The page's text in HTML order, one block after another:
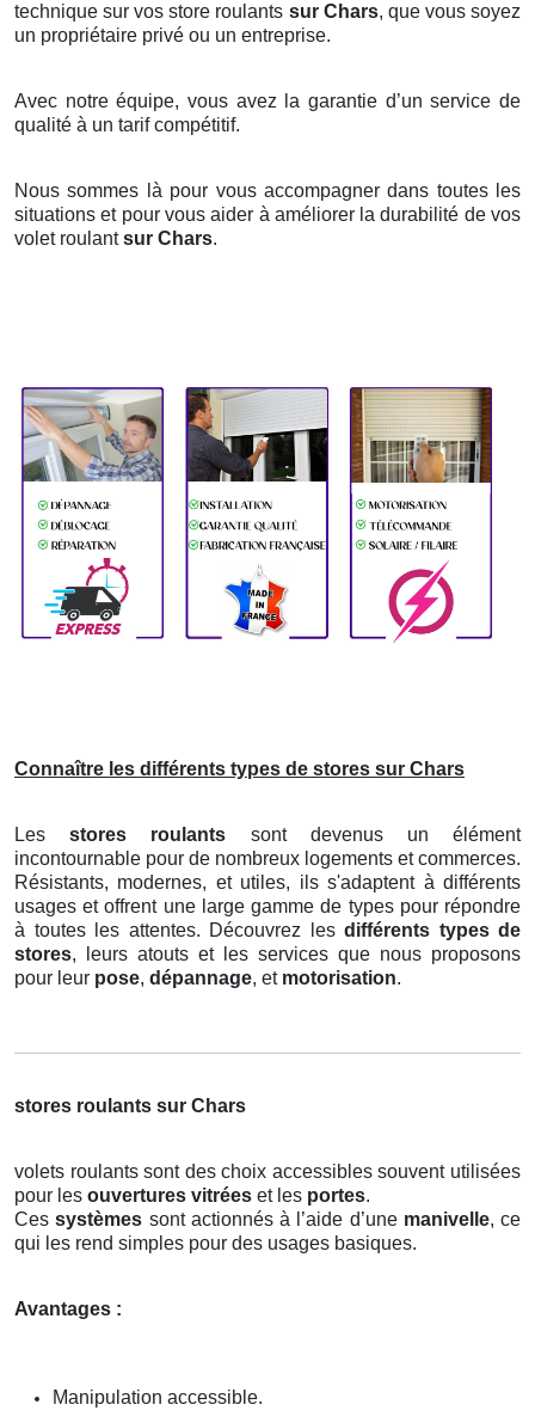
technique sur vos store roulants sur Chars, que vous soyez
un propriétaire privé ou un entreprise.
Avec notre équipe, vous avez la garantie d’un service de
qualité à un tarif compétitif.
Nous sommes là pour vous accompagner dans toutes les
situations et pour vous aider à améliorer la durabilité de vos
volet roulantsur Chars.
Connaître les différents types de stores sur Chars
Lesstores roulants sont devenus un élément
incontournable pour de nombreux logements et commerces.
Résistants, modernes, et utiles, ils s'adaptent à différents
usages et offrent une large gamme de types pour répondre
à toutes les attentes. Découvrez les différents types de
stores, leurs atouts et les services que nous proposons
pour leur pose, dépannage, et motorisation.
stores roulants sur Chars
volets roulants sont des choix accessibles souvent utilisées
pour les ouvertures vitrées et les portes.
Cessystèmes sont actionnés à l’aide d’une manivelle, ce
qui les rend simples pour des usages basiques.
Avantages :
Manipulation accessible.